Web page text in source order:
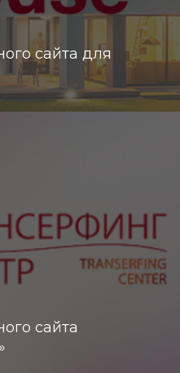
сайта для
сайта